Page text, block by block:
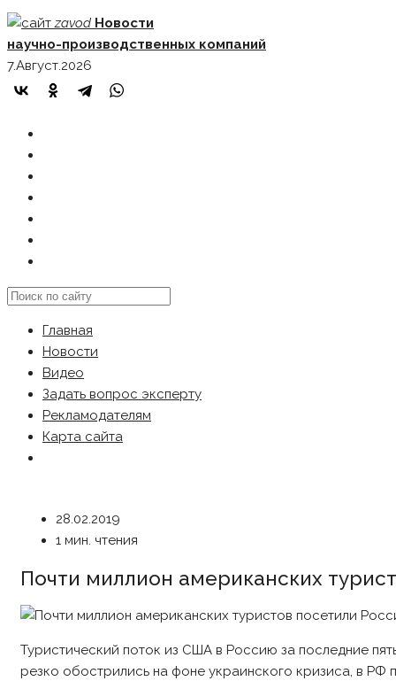
Skip
to
content
zavod Новости
научно-производственных компаний
7.Август.2026
Search
websiteГлавная
Новости
Видео
Задать вопрос эксперту
Рекламодателям
Карта сайта
28.02.2019
1 мин. чтения
Почти миллион американских
Туристический поток из США в Россию за последние
резко обострились на фоне украинского кризиса, в РФ